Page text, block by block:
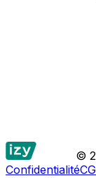
©
Confidentialité